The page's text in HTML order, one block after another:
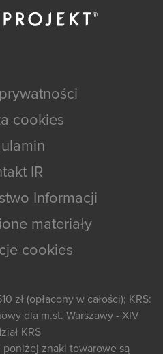
cookies
IR
Informacji
materiały
cookies
zł (opłacony w całości); KRS:
dla m.st. Warszawy - XIV
KRS
znaki towarowe są